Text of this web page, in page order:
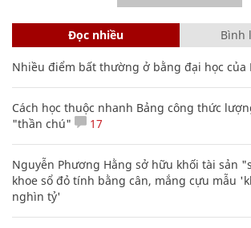
Đọc nhiều Bình
Nhiều điểm bất thường ở bằng đại học của
Cách học thuộc nhanh Bảng công thức
"thần chú"
17
Nguyễn Phương Hằng sở hữu khối tài sản
khoe sổ đỏ tính bằng cân, mắng cựu mẫu
nghìn tỷ'